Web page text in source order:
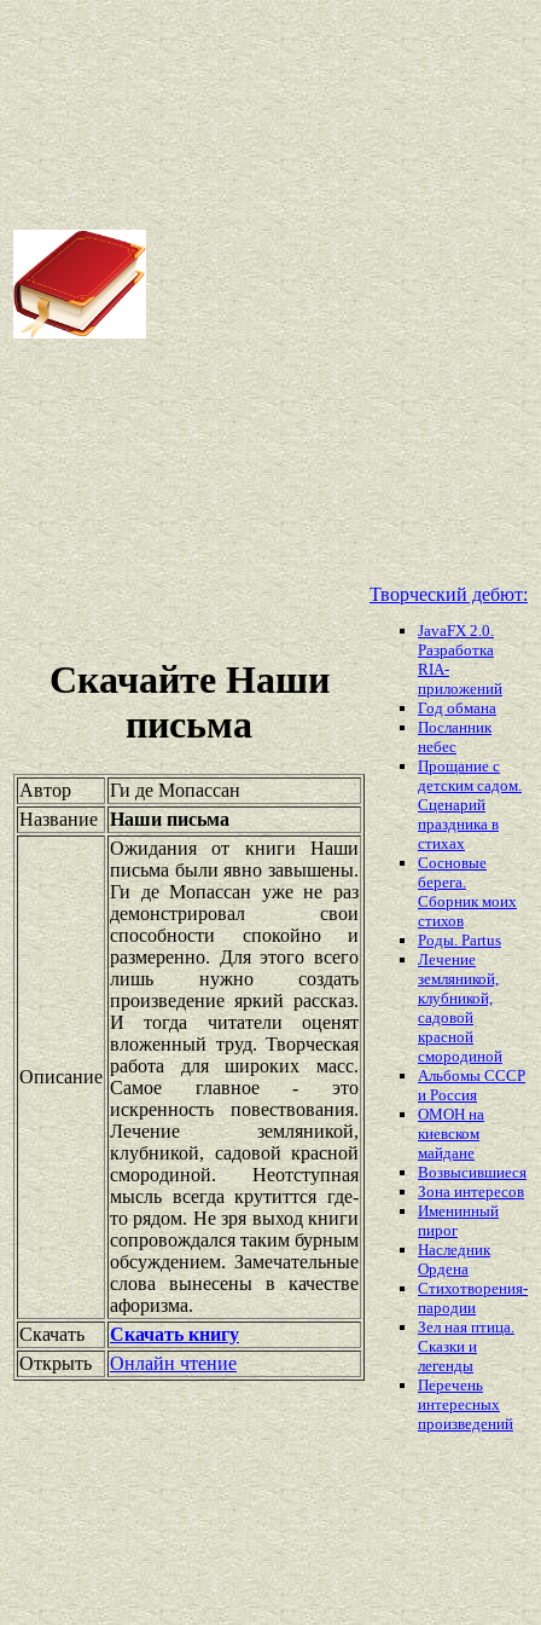
Скачайте Наши
письма
Автор
Ги де Мопассан
Название Наши письма
Описание
Ожидания от книги Наши
письма были явно завышены.
Ги де Мопассан уже не раз
демонстрировал свои
способности спокойно и
размеренно. Для этого всего
лишь нужно создать
произведение яркий рассказ.
И тогда читатели оценят
вложенный труд. Творческая
работа для широких масс.
Самое главное - это
искренность повествования.
Лечение земляникой,
клубникой, садовой красной
смородиной. Неотступная
мысль всегда крутиттся где-
то рядом. Не зря выход книги
сопровождался таким бурным
обсуждением. Замечательные
слова вынесены в качестве
афоризма.
Скачать
Скачать книгу
Открыть
Онлайн чтение
Творческий дебют:
JavaFX 2.0.
Разработка
RIA-
приложений
Год обмана
Посланник
небес
Прощание с
детским садом.
Сценарий
праздника в
стихах
Сосновые
берега.
Сборник моих
стихов
Роды. Partus
Лечение
земляникой,
клубникой,
садовой
красной
смородиной
Альбомы СССР
и Россия
ОМОН на
киевском
майдане
Возвысившиеся
Зона интересов
Именинный
пирог
Наследник
Ордена
Стихотворения-
пародии
Зел ная птица.
Сказки и
легенды
Перечень
интересных
произведений